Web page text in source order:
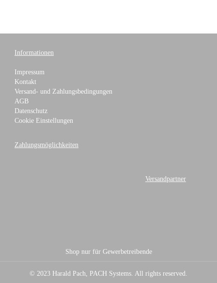
Informationen
Impressum
Kontakt
Versand- und Zahlungsbedingungen
AGB
Datenschutz
Cookie Einstellungen
Zahlungsmöglichkeiten
Versandpartner
Shop nur für Gewerbetreibende
© 2023 Harald Pach, PACH Systems. All rights reserved.